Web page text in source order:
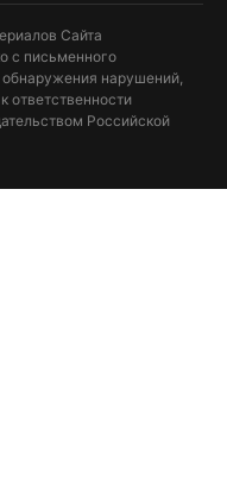
Сайта
с письменного
нарушений,
ответственности
Российской